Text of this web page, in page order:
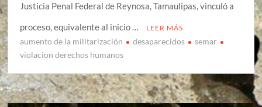
Justicia Penal Federal de Reynosa, Tamaulipas, vinculó a
proceso, equivalente al inicio …
LEER MÁS
aumento de la militarización desaparecidos
semar
violacion derechos humanos